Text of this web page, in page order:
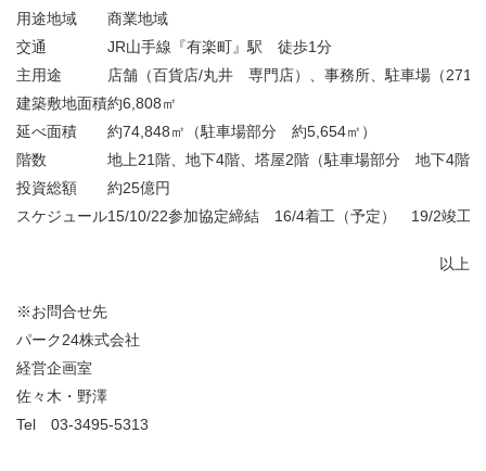
用途地域
商業地域
交通
JR山手線『有楽町』駅 徒歩1分
主用途
店舗（百貨店/丸井 専門店）、事務所、駐車場（271
建築敷地面積約6,808㎡
延べ面積
約74,848㎡（駐車場部分 約5,654㎡）
階数
地上21階、地下4階、塔屋2階（駐車場部分 地下4階
投資総額
約25億円
スケジュール15/10/22参加協定締結 16/4着工（予定） 19/2竣工
以上
※お問合せ先
パーク24株式会社
経営企画室
佐々木・野澤
Tel 03-3495-5313